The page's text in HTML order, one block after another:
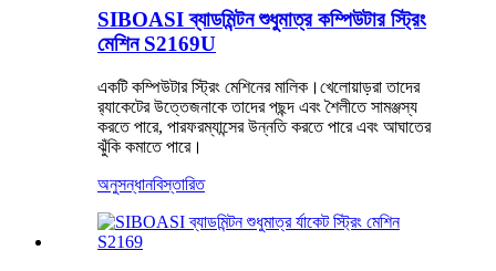
SIBOASI ব্যাডমিন্টন শুধুমাত্র কম্পিউটার স্ট্রিং
মেশিন S2169U
একটি কম্পিউটার স্ট্রিং মেশিনের মালিক।খেলোয়াড়রা তাদের
র‌্যাকেটের উত্তেজনাকে তাদের পছন্দ এবং শৈলীতে সামঞ্জস্য
করতে পারে, পারফরম্যান্সের উন্নতি করতে পারে এবং আঘাতের
ঝুঁকি কমাতে পারে।
অনুসন্ধানবিস্তারিত